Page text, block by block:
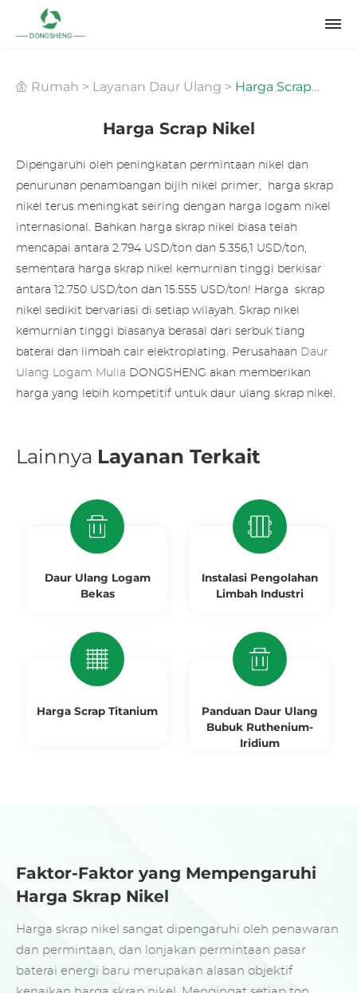
Rumah > Layanan Daur Ulang > Harga Scrap
Harga Scrap Nikel
Dipengaruhi oleh peningkatan permintaan nikel dan
penurunan penambangan bijih nikel primer, harga skrap
nikel terus meningkat seiring dengan harga logam nikel
internasional. Bahkan harga skrap nikel biasa telah
mencapai antara 2.794 USD/ton dan 5.356,1 USD/ton,
sementara harga skrap nikel kemurnian tinggi berkisar
antara 12.750 USD/ton dan 15.555 USD/ton! Harga skrap
nikel sedikit bervariasi di setiap wilayah. Skrap nikel
kemurnian tinggi biasanya berasal dari serbuk tiang
baterai dan limbah cair elektroplating. Perusahaan Daur
Ulang Logam Mulia DONGSHENG akan memberikan
harga yang lebih kompetitif untuk daur ulang skrap nikel.
Lainnya Layanan Terkait
Daur Ulang Logam
Bekas
Instalasi Pengolahan
Limbah Industri
Harga Scrap Titanium
Panduan Daur Ulang
Bubuk Ruthenium-
Iridium
Faktor-Faktor yang Mempengaruhi
Harga Skrap Nikel
Harga skrap nikel sangat dipengaruhi oleh penawaran
dan permintaan, dan lonjakan permintaan pasar
baterai energi baru merupakan alasan objektif